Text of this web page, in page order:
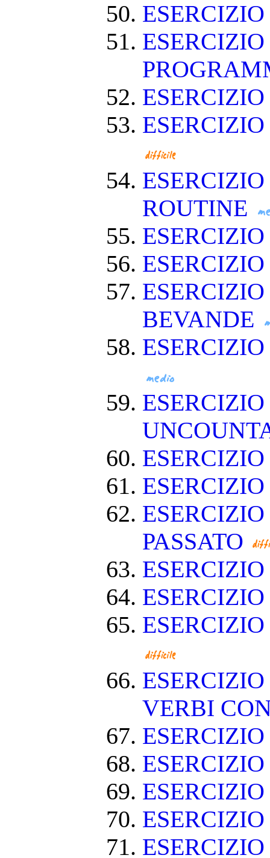
ROUTINE
BEVANDE
PASSATO
VERBI